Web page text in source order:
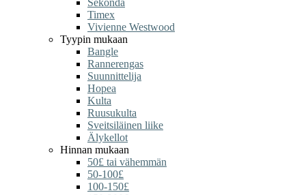
Sekonda
Timex
Vivienne Westwood
Tyypin mukaan
Bangle
Rannerengas
Suunnittelija
Hopea
Kulta
Ruusukulta
Sveitsiläinen liike
Älykellot
Hinnan mukaan
50£ tai vähemmän
50-100£
100-150£